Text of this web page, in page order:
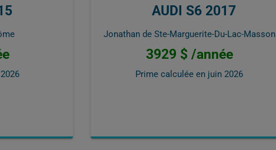
AUDI S6 2017
Jonathan de Ste-Marguerite-Du-Lac-Masson
3929 $ /année
Prime calculée en juin 2026